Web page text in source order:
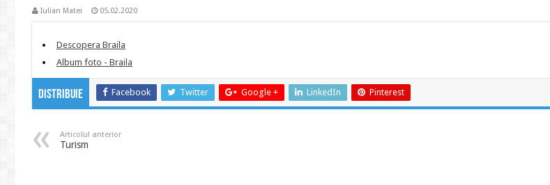
Iulian Matei 05.02.2020
Descopera Braila
Album foto - Braila
Distribuie Facebook Twitter Google + LinkedIn Pinterest
Articolul anterior
Turism